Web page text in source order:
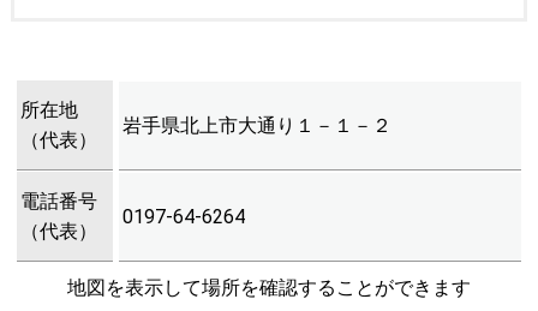
所在地
（代表）
岩手県北上市大通り１－１－２
電話番号
（代表）
0197-64-6264
地図を表示して場所を確認することができます